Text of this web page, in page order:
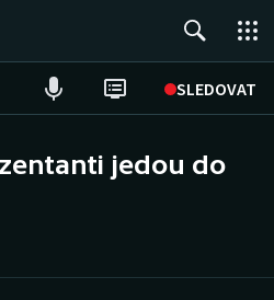
SLEDOVAT
jedou do